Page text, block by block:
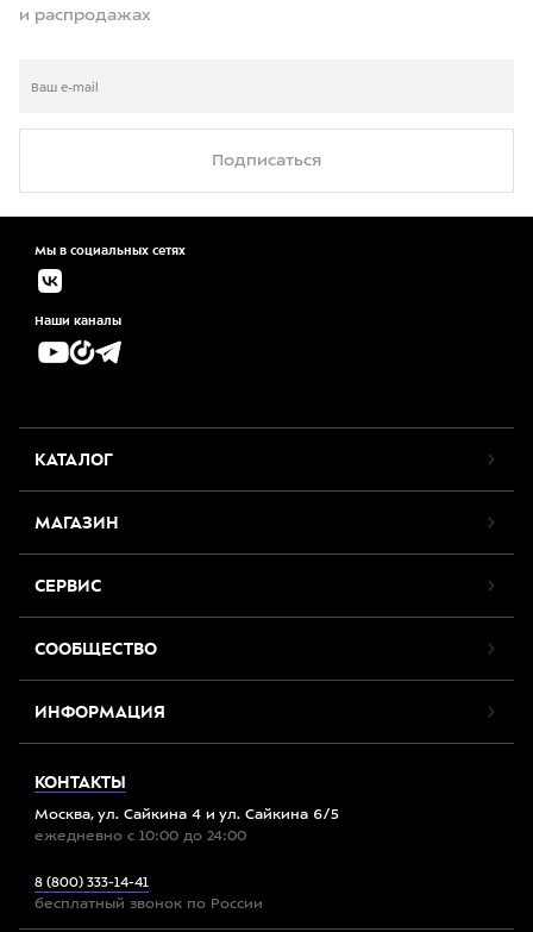
и распродажах
Подписаться
Мы в социальных сетях
Наши каналы
КАТАЛОГ
МАГАЗИН
СЕРВИС
СООБЩЕСТВО
ИНФОРМАЦИЯ
КОНТАКТЫ
Москва, ул. Сайкина 4 и ул. Сайкина 6/5
ежедневно с 10:00 до 24:00
8 (800) 333-14-41
бесплатный звонок по России